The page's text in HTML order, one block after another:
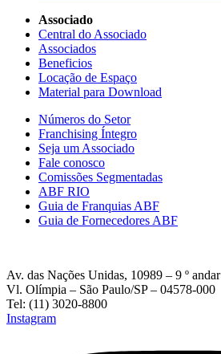
Associado
Central do Associado
Associados
Beneficios
Locação de Espaço
Material para Download
Números do Setor
Franchising Íntegro
Seja um Associado
Fale conosco
Comissões Segmentadas
ABF RIO
Guia de Franquias ABF
Guia de Fornecedores ABF
Av. das Nações Unidas, 10989 – 9 º andar
Vl. Olímpia – São Paulo/SP – 04578-000
Tel: (11) 3020-8800
Instagram